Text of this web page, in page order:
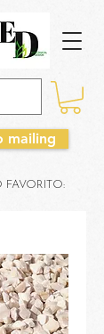
mailing
FAVORITO: